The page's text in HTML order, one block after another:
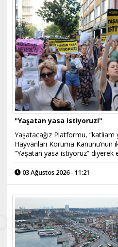
"Yaşatan yasa istiyoruz!"
Yaşatacağız Platformu, “katliam
Hayvanları Koruma Kanunu’nun
“Yaşatan yasa istiyoruz” diyerek
03 Ağustos 2026 - 11:21